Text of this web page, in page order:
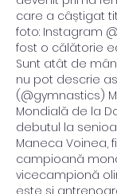
care a câștigat
foto: Instagram
fost o călătorie
Sunt atât de
nu pot descrie
(@gymnastics)
Mondială de la
debutul la
Maneca Voinea,
campioană
vicecampionă
este și